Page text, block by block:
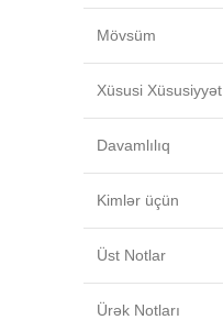
Mövsüm
Xüsusi Xüsusiyyət
Davamlılıq
Kimlər üçün
Üst Notlar
Ürək Notları